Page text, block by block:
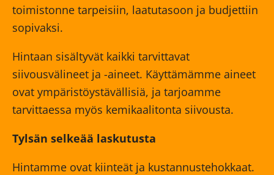
toimistonne tarpeisiin, laatutasoon ja budjettiin
sopivaksi.
Hintaan sisältyvät kaikki tarvittavat
siivousvälineet ja -aineet. Käyttämämme aineet
ovat ympäristöystävällisiä, ja tarjoamme
tarvittaessa myös kemikaalitonta siivousta.
Tylsän selkeää laskutusta
Hintamme ovat kiinteät ja kustannustehokkaat.